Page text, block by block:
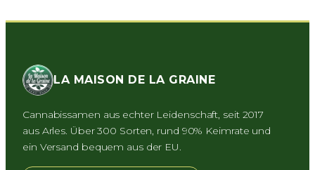
85,00 €
LA MAISON DE LA GRAINE
Cannabissamen aus echter Leidenschaft, seit 2017
aus Arles. Über 300 Sorten, rund 90% Keimrate und
ein Versand bequem aus der EU.